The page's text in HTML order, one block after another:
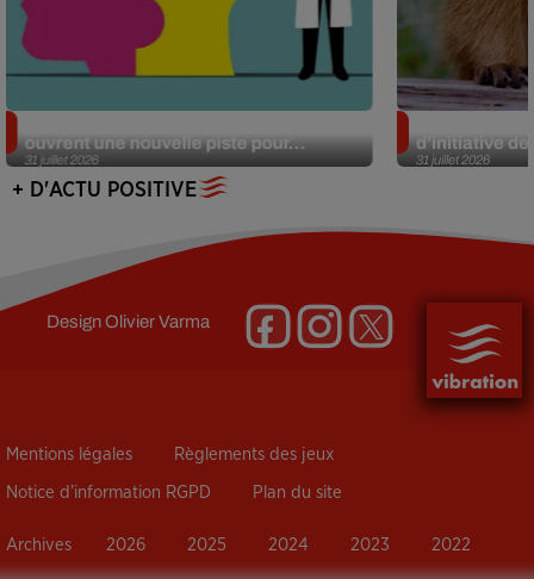
31 juillet 2026
ouvrent une nouvelle piste pour...
31 juillet 2026
d’initiative
+ D'ACTU POSITIVE
DesignOlivier Varma
Mentions légales Règlements des jeux
Notice d’information RGPD Plan du site
Archives 2026 2025 2024 2023 2022